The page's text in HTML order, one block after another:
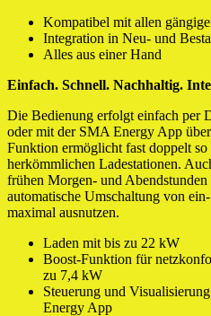
Kompatibel mit allen
Integration in Neu- und
Alles aus einer Hand
Einfach. Schnell. Nachhaltig.
Die Bedienung erfolgt einfach per
oder mit der SMA Energy App
Funktion ermöglicht fast doppelt
herkömmlichen Ladestationen.
frühen Morgen- und Abendstunden
automatische Umschaltung von
maximal ausnutzen.
Laden mit bis zu 22 kW
Boost-Funktion für
zu 7,4 kW
Steuerung und
Energy App